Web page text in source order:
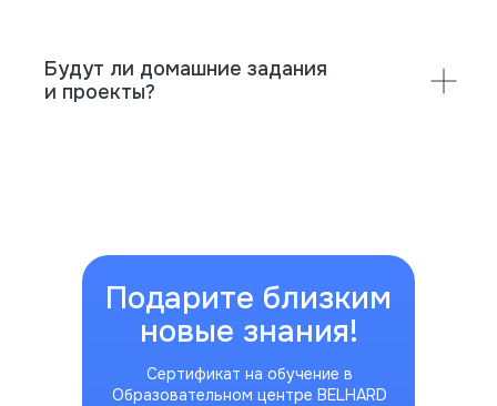
Будут ли домашние задания
и проекты?
Подарите близким
новые знания!
Сертификат на обучение в
Образовательном центре BELHARD